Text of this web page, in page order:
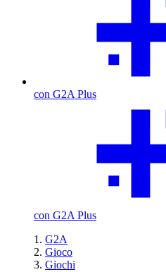
con G2A Plus
con G2A Plus
G2A
Gioco
Giochi